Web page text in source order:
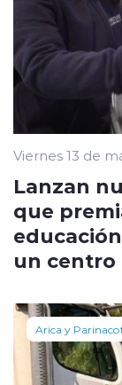
Viernes 13 de
Lanzan
que
un centro
Arica y